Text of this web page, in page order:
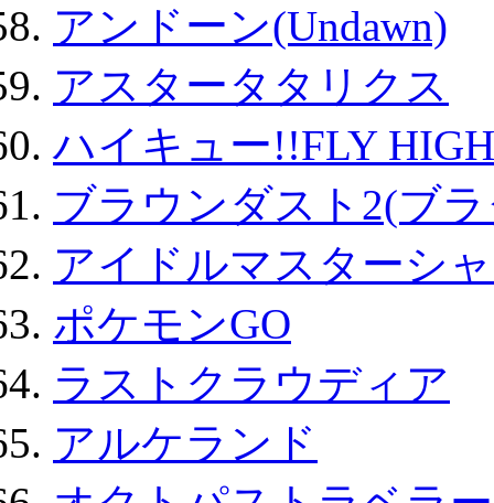
アンドーン(Undawn)
アスタータタリクス
ハイキュー!!FLY HIGH
ブラウンダスト2(ブ
アイドルマスターシ
ポケモンGO
ラストクラウディア
アルケランド